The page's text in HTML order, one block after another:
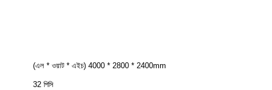
(এল * ওয়াট * এইচ) 4000 * 2800 * 2400mm
32 পিসি